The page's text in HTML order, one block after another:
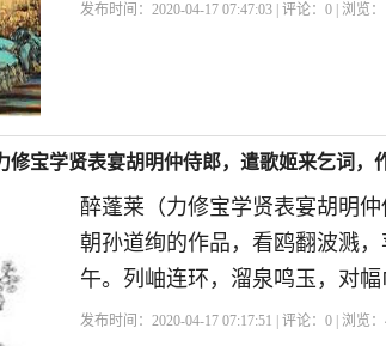
发布时间：2020-04-17 07:47:03 | 评论：0 | 浏览：
修宝学贤表宴胡明仲侍郎，遣歌姬来乞词，
醉蓬莱（力修宝学贤表宴胡明
朝孙道绚的作品，看鸥翻波溅
午。列岫连环，溜泉鸣玉，对
发布时间：2020-04-17 07:17:51 | 评论：0 | 浏览：